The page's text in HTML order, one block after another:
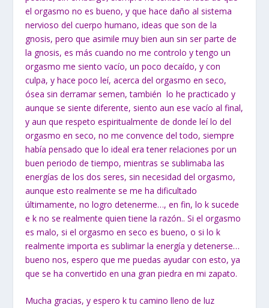
el orgasmo no es bueno, y que hace daño al sistema
nervioso del cuerpo humano, ideas que son de la
gnosis, pero que asimile muy bien aun sin ser parte de
la gnosis, es más cuando no me controlo y tengo un
orgasmo me siento vacío, un poco decaído, y con
culpa, y hace poco leí, acerca del orgasmo en seco,
ósea sin derramar semen, también lo he practicado y
aunque se siente diferente, siento aun ese vacío al final,
y aun que respeto espiritualmente de donde leí lo del
orgasmo en seco, no me convence del todo, siempre
había pensado que lo ideal era tener relaciones por un
buen periodo de tiempo, mientras se sublimaba las
energías de los dos seres, sin necesidad del orgasmo,
aunque esto realmente se me ha dificultado
últimamente, no logro detenerme…, en fin, lo k sucede
e k no se realmente quien tiene la razón.. Si el orgasmo
es malo, si el orgasmo en seco es bueno, o si lo k
realmente importa es sublimar la energía y detenerse…
bueno nos, espero que me puedas ayudar con esto, ya
que se ha convertido en una gran piedra en mi zapato.
Mucha gracias, y espero k tu camino lleno de luz